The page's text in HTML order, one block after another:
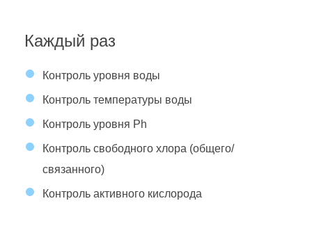
Каждый раз
Контроль уровня воды
Контроль температуры воды
Контроль уровня Ph
Контроль свободного хлора (общего/
связанного)
Контроль активного кислорода